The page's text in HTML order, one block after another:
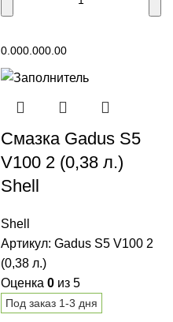
0.000.000.00
Смазка Gadus S5
V100 2 (0,38 л.)
Shell
Shell
Артикул: Gadus S5 V100 2
(0,38 л.)
Оценка 0 из 5
Под заказ 1-3 дня